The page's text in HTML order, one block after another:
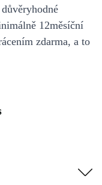
12měsíční
zdarma, a to